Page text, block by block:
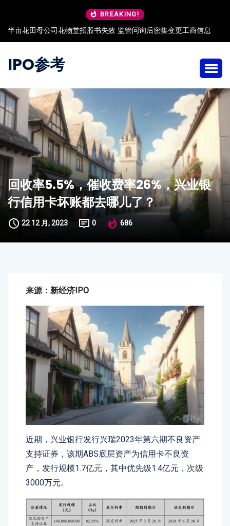
BREAKING!
信息 朗高科技IPO：董秘出身保荐机构 任职与保荐独立性存疑
IPO参考
回收率5.5%，催收费率26%，兴业银
行信用卡坏账都去哪儿了？
22 12 月, 2023 0 686
来源：新经济IPO
近期，兴业银行发行兴瑞2023年第六期不良资产
支持证券，该期ABS底层资产为信用卡不良资
产，发行规模1.7亿元，其中优先级1.4亿元，次级
3000万元。